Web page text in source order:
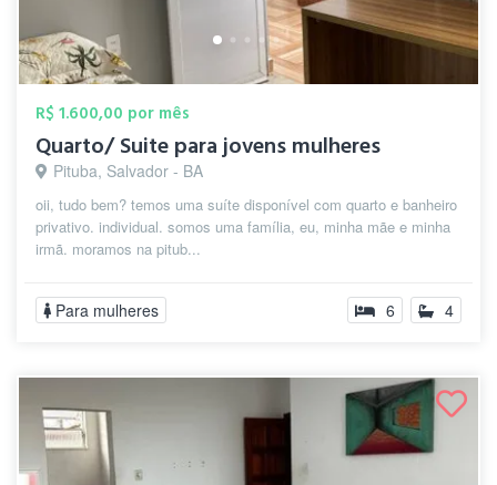
R$ 1.600,00 por mês
Quarto/ Suite para jovens mulheres
Pituba, Salvador - BA
oii, tudo bem? temos uma suíte disponível com quarto e banheiro
privativo. individual. somos uma família, eu, minha mãe e minha
irmã. moramos na pitub...
Para mulheres 6 4